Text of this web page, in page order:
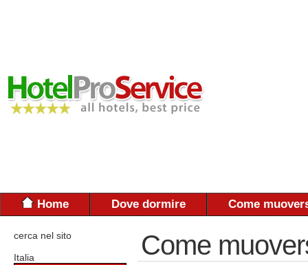
Home Dove dormire Come
cerca nel sito
Italia
Come